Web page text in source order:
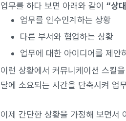
업무를 하다 보면 아래와 같이 “상
업무를 인수인계하는 상황
다른 부서와 협업하는 상황
업무에 대한 아이디어를 제안
이런 상황에서 커뮤니케이션 스킬
달에 소요되는 시간을 단축시켜 업
이제 간단한 상황을 가정해 보면서